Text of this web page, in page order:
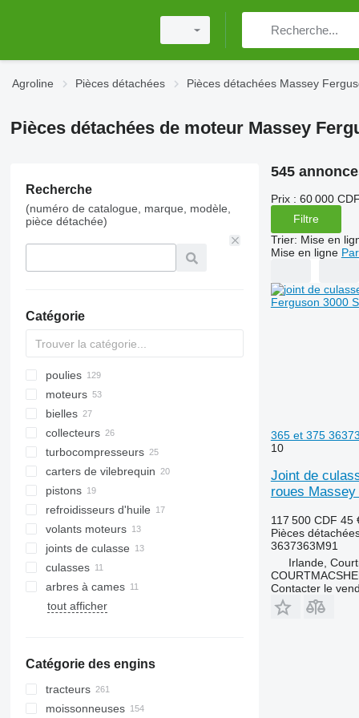
Agroline Pièces détachées Pièces détachées Massey
Pièces détachées de moteur Massey
Recherche
(numéro de catalogue, marque, modèle,
pièce détachée)
Catégorie
poulies
moteurs
bielles
collecteurs
turbocompresseurs
carters de vilebrequin
pistons
refroidisseurs d'huile
volants moteurs
joints de culasse
culasses
arbres à cames
tout afficher
Catégorie des engins
tracteurs
mini-tracteurs
moissonneuses
545
Prix : 60 000
Filtre
Trier: Mise en
Mise en ligne
365 et 375
10
Joint de
roues
117 500 CDF 45
Pièces
3637363M91
Irlande,
Contacter le